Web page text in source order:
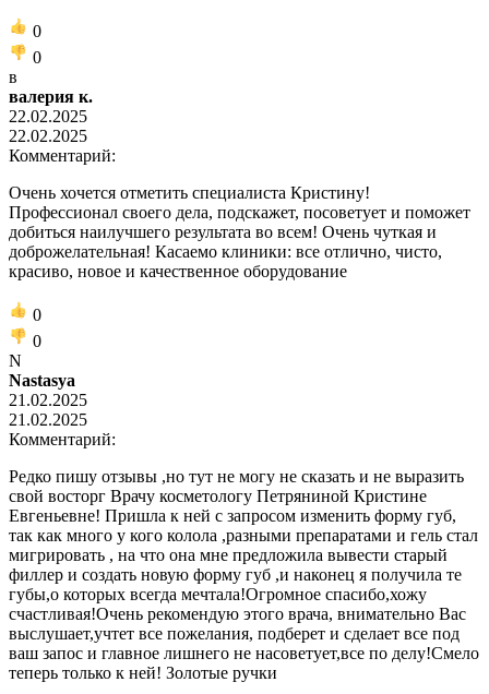
0
0
в
валерия к.
22.02.2025
22.02.2025
Комментарий:
Очень хочется отметить специалиста Кристину!
Профессионал своего дела, подскажет, посоветует и поможет
добиться наилучшего результата во всем! Очень чуткая и
доброжелательная! Касаемо клиники: все отлично, чисто,
красиво, новое и качественное оборудование
0
0
N
Nastasya
21.02.2025
21.02.2025
Комментарий:
Редко пишу отзывы ,но тут не могу не сказать и не выразить
свой восторг Врачу косметологу Петряниной Кристине
Евгеньевне! Пришла к ней с запросом изменить форму губ,
так как много у кого колола ,разными препаратами и гель стал
мигрировать , на что она мне предложила вывести старый
филлер и создать новую форму губ ,и наконец я получила те
губы,о которых всегда мечтала!Огромное спасибо,хожу
счастливая!Очень рекомендую этого врача, внимательно Вас
выслушает,учтет все пожелания, подберет и сделает все под
ваш запос и главное лишнего не насоветует,все по делу!Смело
теперь только к ней! Золотые ручки